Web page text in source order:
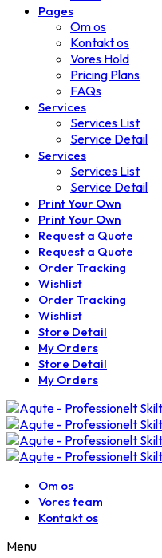
Pages
Om os
Kontakt os
Vores Hold
Pricing Plans
FAQs
Services
Services List
Service Detail
Services
Services List
Service Detail
Print Your Own
Print Your Own
Request a Quote
Request a Quote
Order Tracking
Wishlist
Order Tracking
Wishlist
Store Detail
My Orders
Store Detail
My Orders
Om os
Vores team
Kontakt os
Menu